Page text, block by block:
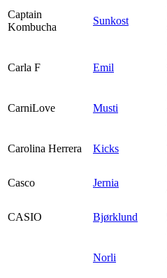
Captain
Kombucha
Sunkost
Carla F Emil
CarniLove Musti
Carolina Herrera Kicks
Casco
Jernia
CASIO Bjørklund
Norli